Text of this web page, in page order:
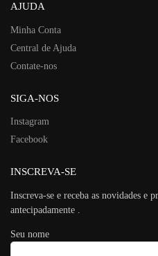
AJUDA
Minha Conta
Central de Ajuda
Contate-nos
SIGA-NOS
Instagram
Facebook
INSCREVA-SE
Inscreva-se e receba as novidades e
antecipadamente .
Seu nome